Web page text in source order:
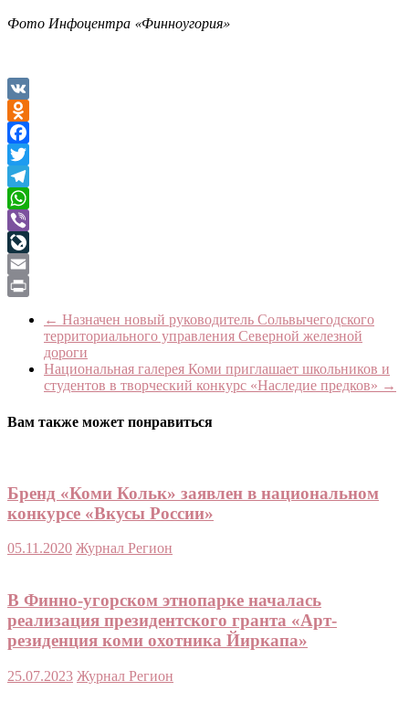
Фото Инфоцентра «Финноугория»
VK
Odnoklassniki
Facebook
Twitter
Telegram
WhatsApp
Viber
LiveJournal
Email
← Назначен новый руководитель Сольвычегодского
территориального управления Северной железной
дороги
Национальная галерея Коми приглашает школьников и
студентов в творческий конкурс «Наследие предков» →
Вам также может понравиться
Бренд «Коми Кольк» заявлен в национальном
конкурсе «Вкусы России»
05.11.2020 Журнал Регион
В Финно-угорском этнопарке началась
реализация президентского гранта «Арт-
резиденция коми охотника Йиркапа»
25.07.2023 Журнал Регион